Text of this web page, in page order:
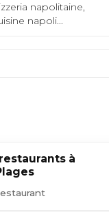
napolitaine,
napoli...
à